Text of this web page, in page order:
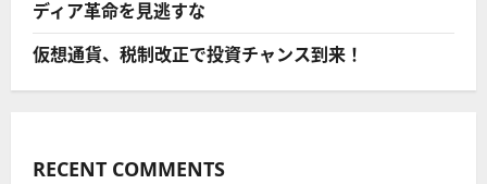
ディア革命を見逃すな
仮想通貨、税制改正で投資チャンス到来！
RECENT COMMENTS